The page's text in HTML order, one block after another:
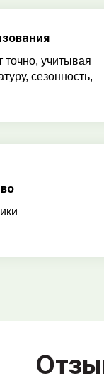
точно, учитывая
сезонность,